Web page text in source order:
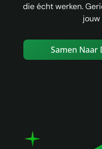
die écht werken.
Samen Naar